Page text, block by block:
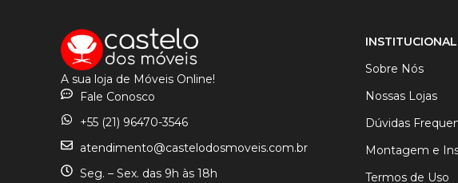
A sua loja de Móveis Online!
Fale Conosco
+55 (21) 96470-3546
atendimento@castelodosmoveis.com.br
Seg. – Sex. das 9h às 18h
INSTITUCIONAL
Sobre Nós
Nossas Lojas
Dúvidas
Montagem e
Termos de Uso